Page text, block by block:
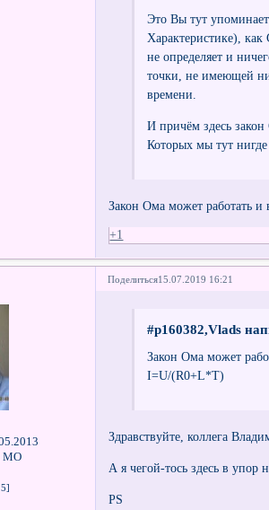
Это Вы тут
Характеристике),
не определяет и
точки, не имеющей
времени.
И причём здесь
Которых мы тут
Закон Ома может работать
+1
Поделиться15.07.2019 16:21
МО
#p160382,Vlads
Закон Ома может
I=U/(R0+L*T)
Здравствуйте, коллега
А я чегой-тось здесь в
PS